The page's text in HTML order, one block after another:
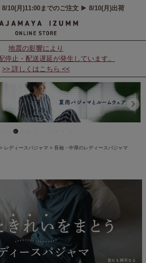
地震の影響により
停止・配送遅延が発生しています。
>> 詳しくはこちら <<
レディースパジャマ 長袖・中厚のレディースパジャマ